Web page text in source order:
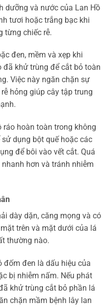
dưỡng và nước của Lan Hồ
tươi hoặc trắng bạc khi
từng chiếc rễ.
đen, mềm và xẹp khi
đã khử trùng để cắt bỏ toàn
Việc này ngăn chặn sự
hỏng giúp cây tập trung
ráo hoàn toàn trong không
dụng bột quế hoặc các
để bôi vào vết cắt. Quá
hơn và tránh nhiễm
dày dặn, căng mọng và có
trên và mặt dưới của lá
thường nào.
đốm đen là dấu hiệu của
bị nhiễm nấm. Nếu phát
khử trùng cắt bỏ phần lá
chặn mầm bệnh lây lan